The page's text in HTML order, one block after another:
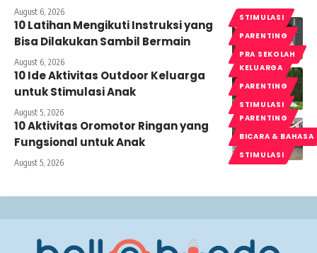
August 6, 2026
STIMULASI
PARENTING
PRA SEKOLAH
10 Latihan Mengikuti Instruksi yang
Bisa Dilakukan Sambil Bermain
August 6, 2026
KELUARGA
PARENTING
STIMULASI
10 Ide Aktivitas Outdoor Keluarga
untuk Stimulasi Anak
August 5, 2026
PARENTING
BICARA & BAHASA
STIMULASI
10 Aktivitas Oromotor Ringan yang
Fungsional untuk Anak
August 5, 2026